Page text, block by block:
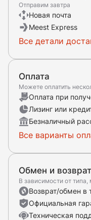
Отправим завтра
Новая почта
Meest Express
Все детали
Оплата
Можете оплатить
Оплата при
Лизинг или
Безналичный
Все варианты
Обмен и возврат
В зависимости от типа,
Возврат/обмен в
Официальная
Техническая